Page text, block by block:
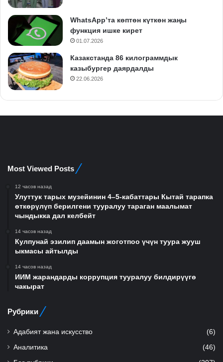
WhatsApp’та көптөн күткөн жаңы
функция ишке кирет
01.07.2026
Казакстанда 86 килограммдык
казыбургер даярдалды
22.06.2026
Most Viewed Posts
12 часов назад
Улуттук тарых музейинин 4–5-кабаттары Кытай тарапка
өткөрүлүп берилгени тууралуу тараган маалымат
чындыкка дал келбейт
14 часов назад
Кулпунай эзилип даамын жоготпоо үчүн туура жууш
ыкмасы айтылды
14 часов назад
ИИМ жарандарды коррупция тууралуу билдирүүгө
чакырат
Рубрики
Адабият жана искусство (6)
Аналитика (46)